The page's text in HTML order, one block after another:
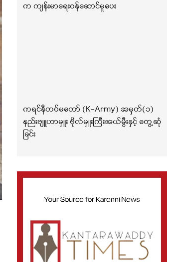
က ကျန်းမာရေးဝန်ဆောင်မှုပေး
ကရင်နီတပ်မတော် (K-Army) အမှတ်(၁)
နည်းဗျူဟာမှူး ဗိုလ်မှူးကြီးအယ်မွီးနှင့် တွေ့ဆုံ
ခြင်း